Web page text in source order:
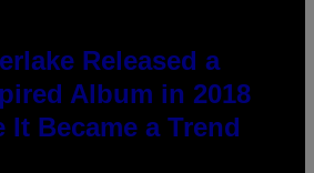
Released a
Album in 2018
It Became a Trend